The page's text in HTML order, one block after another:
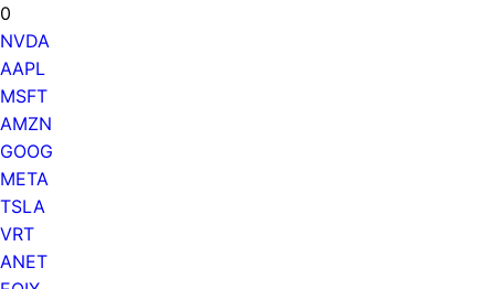
0
NVDA
AAPL
MSFT
AMZN
GOOG
META
TSLA
VRT
ANET